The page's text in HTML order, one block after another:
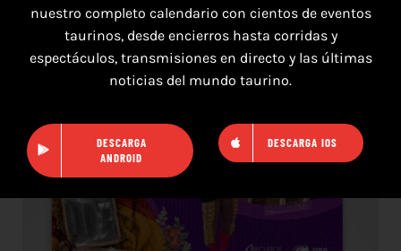
16 de agosto de 2026
TOROS HERRERA DEL DUQUE 16 AGOSTO
nuestro completo calendario con cientos de eventos
taurinos, desde encierros hasta corridas y
espectáculos, transmisiones en directo y las últimas
noticias del mundo taurino.
DESCARGA
ANDROID
DESCARGA IOS